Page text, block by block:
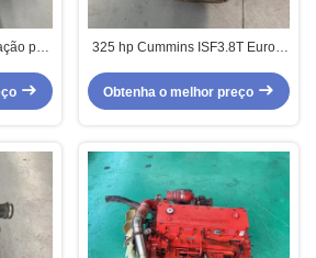
por
a
325 hp Cummins ISF3.8T Euro 4
Para veículo de caminhão
Obtenha o melhor preço